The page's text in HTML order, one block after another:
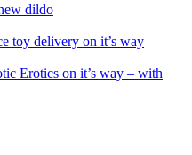
dildo
toy delivery on it’s way
Erotics on it’s way – with